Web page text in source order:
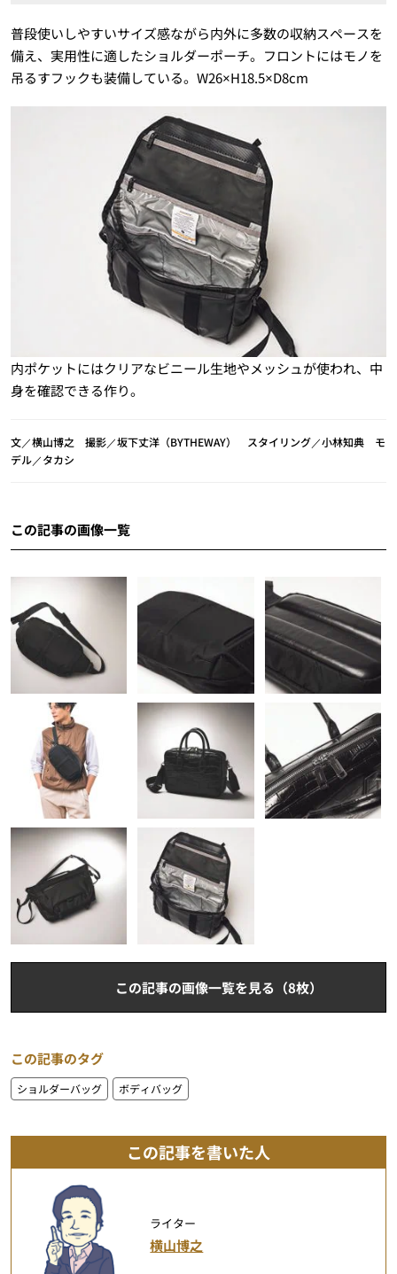
普段使いしやすいサイズ感ながら内外に多数の収納スペースを
備え、実用性に適したショルダーポーチ。フロントにはモノを
吊るすフックも装備している。W26×H18.5×D8cm
内ポケットにはクリアなビニール生地やメッシュが使われ、中
身を確認できる作り。
文／横山博之 撮影／坂下丈洋（BYTHEWAY） スタイリング／小林知典 モ
デル／タカシ
この記事の画像一覧
この記事の画像一覧を見る（8枚）
この記事のタグ
ショルダーバッグ ボディバッグ
この記事を書いた人
ライター
横山博之